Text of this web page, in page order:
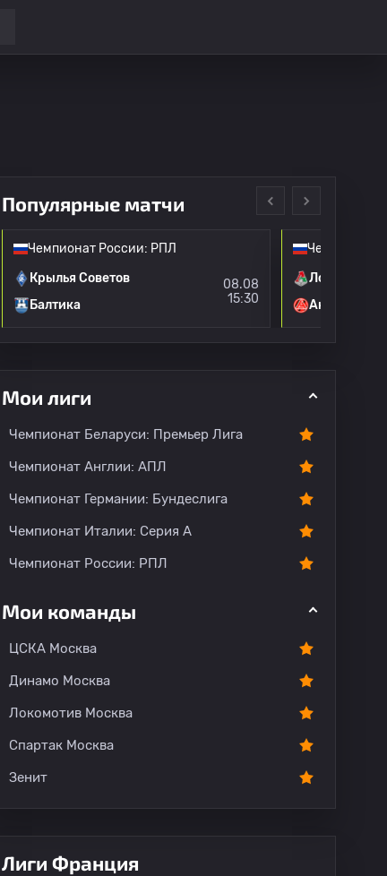
О команде
Популярные матчи
Чемпионат России: РПЛ
Крылья Советов
Балтика
08.08
15:30
Чемпионат
Локомотив
Акрон
Мои лиги
Чемпионат Беларуси: Премьер Лига
Чемпионат Англии: АПЛ
Чемпионат Германии: Бундеслига
Чемпионат Италии: Серия А
Чемпионат России: РПЛ
Мои команды
ЦСКА Москва
Динамо Москва
Локомотив Москва
Спартак Москва
Зенит
Лиги Франция